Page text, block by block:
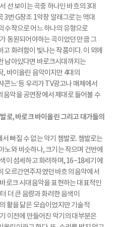
선 보이는 곡중 하나인 바흐의 3대
3번 G장조 1악장 알레그로’는 역대
수작으로 어느 하나의 유형으로
동원되어야하는 곡이었던 만큼 그
화려함이 빛나는 작품이다. 이 외에
남아있다면 바로크시대까지는
바이올린 음악이지만 4대의
콘느’ 등 우리가 TV광고나 매체에서
음악을 공연장에서 제대로 들어볼 수
로, 바로크 바이올린 그리고 대가들의
빠질 수 없는 악기 쳄발로. 쳄발로는
노와 비슷하나, 크기는 작으며 건반에
이 섬세하고 화려하며, 16~18세기에
오르간연주자였던 바흐의 음악에서
로크 시대음악을 표현하는 대표적인
더 큰 음량과 화려한 음색이
활을 닮은 모습이었지만 기술적
이전에 만들어진 악기의 대부분은